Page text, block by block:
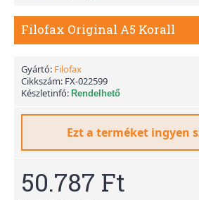
Filofax Original A5 Korall
Gyártó: Filofax
Cikkszám: FX-022599
Készletinfó: Rendelhető
Ezt a terméket ingyen
50.787 Ft